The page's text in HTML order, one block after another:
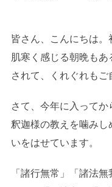
皆さん、こんにちは。
肌寒く感じる朝晩も
されて、くれぐれもご
さて、今年に入って
釈迦様の教えを噛み
いをはせています。
「諸行無常」「諸法